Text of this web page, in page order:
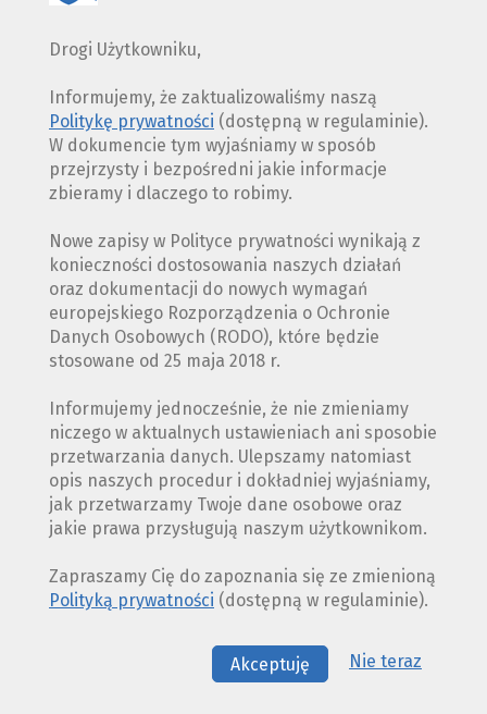
Drogi Użytkowniku,
Informujemy, że zaktualizowaliśmy naszą
Politykę prywatności (dostępną w regulaminie).
W dokumencie tym wyjaśniamy w sposób
przejrzysty i bezpośredni jakie informacje
zbieramy i dlaczego to robimy.
Nowe zapisy w Polityce prywatności wynikają z
konieczności dostosowania naszych działań
oraz dokumentacji do nowych wymagań
europejskiego Rozporządzenia o Ochronie
Danych Osobowych (RODO), które będzie
stosowane od 25 maja 2018 r.
Informujemy jednocześnie, że nie zmieniamy
niczego w aktualnych ustawieniach ani sposobie
przetwarzania danych. Ulepszamy natomiast
opis naszych procedur i dokładniej wyjaśniamy,
jak przetwarzamy Twoje dane osobowe oraz
jakie prawa przysługują naszym użytkownikom.
Zapraszamy Cię do zapoznania się ze zmienioną
Polityką prywatności (dostępną w regulaminie).
Akceptuję Nie teraz